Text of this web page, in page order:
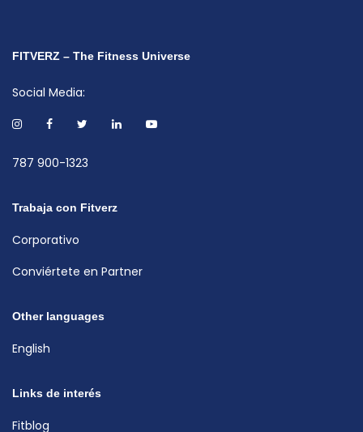
FITVERZ – The Fitness Universe
Social Media:
787 900-1323
Trabaja con Fitverz
Corporativo
Conviértete en Partner
Other languages
English
Links de interés
Fitblog